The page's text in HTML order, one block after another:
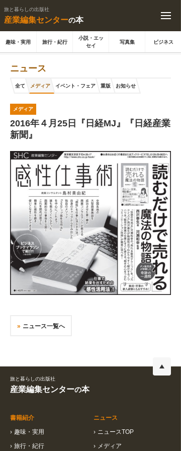
旅と暮らしの出版社
産業編集センターの本
趣味・実用 旅行・紀行
小説・エッ
セイ
写真集 ビジネス
ニュース
全て メディア イベント・フェア 重版 お知らせ
メディア
2016年４月25日『日経MJ』『日経産業
新聞』
ニュース一覧へ
旅と暮らしの出版社
産業編集センターの本
書籍紹介
› 趣味・実用
› 旅行・紀行
ニュース
› ニュースTOP
› メディア